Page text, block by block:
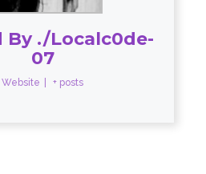
By ./Localc0de-
07
Website + posts